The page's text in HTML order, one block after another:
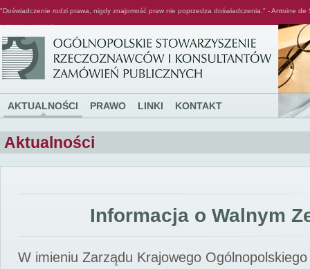
"Doświadczenie rodzi prawa, nigdy znajomość praw nie poprzedza doświadczenia." - Antoine de
AKTUALNOŚCI PRAWO LINKI KONTAKT
Aktualności
Informacja o Walnym
W imieniu Zarządu Krajowego